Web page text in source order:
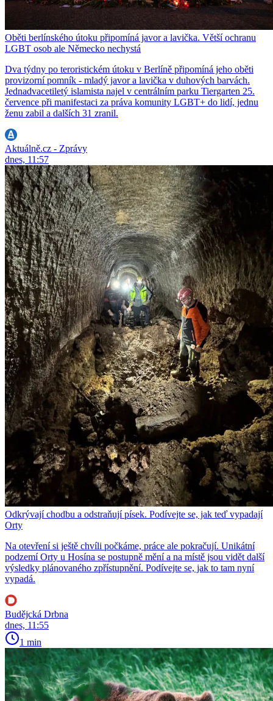
Oběti berlínského útoku připomíná javor a lavička. Větší ochranu
LGBT osob ale Německo nechystá
Dva týdny po teroristickém útoku v Berlíně připomíná jeho oběti
provizorní pomník - mladý javor a lavička v duhových barvách.
Jednadvacetiletý islamista najel v centrálním parku Tiergarten 25.
července při manifestaci za práva komunity LGBT+ do lidí, jednu
ženu zabil a dalších 31 zranil.
Aktuálně.cz - Zprávy
dnes, 11:57
Odkrývají chodbu a odstraňují písek. Podívejte se, jak teď vypadají
Orty
Na otevření si ještě chvíli počkáme, práce ale pokračují. Unikátní
podzemí Orty u Hosína se postupně mění a na místě jsou vidět další
výsledky plánovaného zpřístupnění. Podívejte se, jak to tam nyní
vypadá.
Budějcká Drbna
dnes, 11:55
1 min